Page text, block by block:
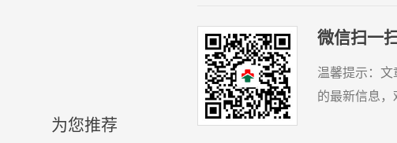
为您推荐
微信扫一
温馨提示： 文
的最新信息，